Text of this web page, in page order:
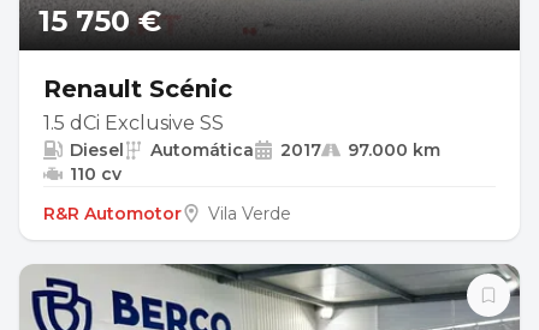
15 750 €
Renault Scénic
1.5 dCi Exclusive SS
Diesel Automática 2017
97.000 km
110 cv
R&R Automotor
Vila Verde